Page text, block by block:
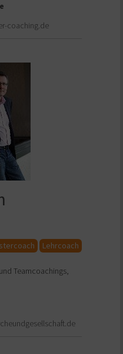
coaching.de
Lehrcoach
Teamcoachings,